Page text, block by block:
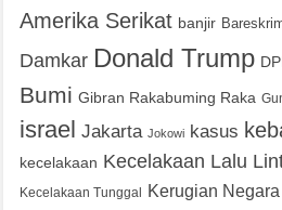
Amerika Serikat banjir
Damkar Donald Trump
Bumi Gibran Rakabuming Raka
israel Jakarta Jokowi kasus
kecelakaan Kecelakaan Lalu
Kecelakaan Tunggal Kerugian Negara